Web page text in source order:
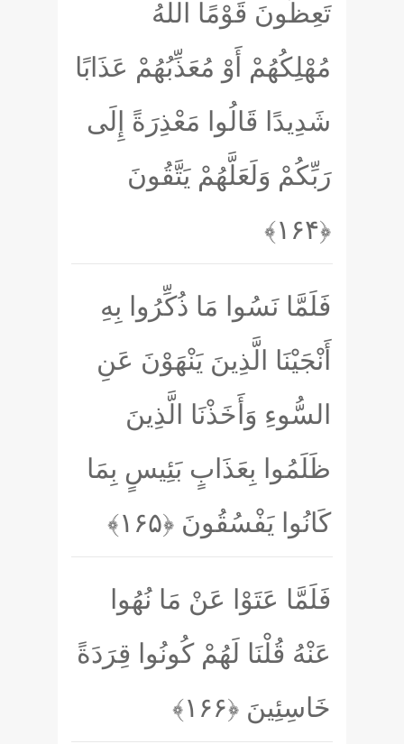
تَعِظُونَ قَوْمًا اللَّهُ
مُهْلِكُهُمْ أَوْ مُعَذِّبُهُمْ عَذَابًا
شَدِيدًا قَالُوا مَعْذِرَةً إِلَى
رَبِّكُمْ وَلَعَلَّهُمْ يَتَّقُونَ
﴿۱۶۴﴾
فَلَمَّا نَسُوا مَا ذُكِّرُوا بِهِ
أَنْجَيْنَا الَّذِينَ يَنْهَوْنَ عَنِ
السُّوءِ وَأَخَذْنَا الَّذِينَ
ظَلَمُوا بِعَذَابٍ بَئِيسٍ بِمَا
كَانُوا يَفْسُقُونَ ﴿۱۶۵﴾
فَلَمَّا عَتَوْا عَنْ مَا نُهُوا
عَنْهُ قُلْنَا لَهُمْ كُونُوا قِرَدَةً
خَاسِئِينَ ﴿۱۶۶﴾